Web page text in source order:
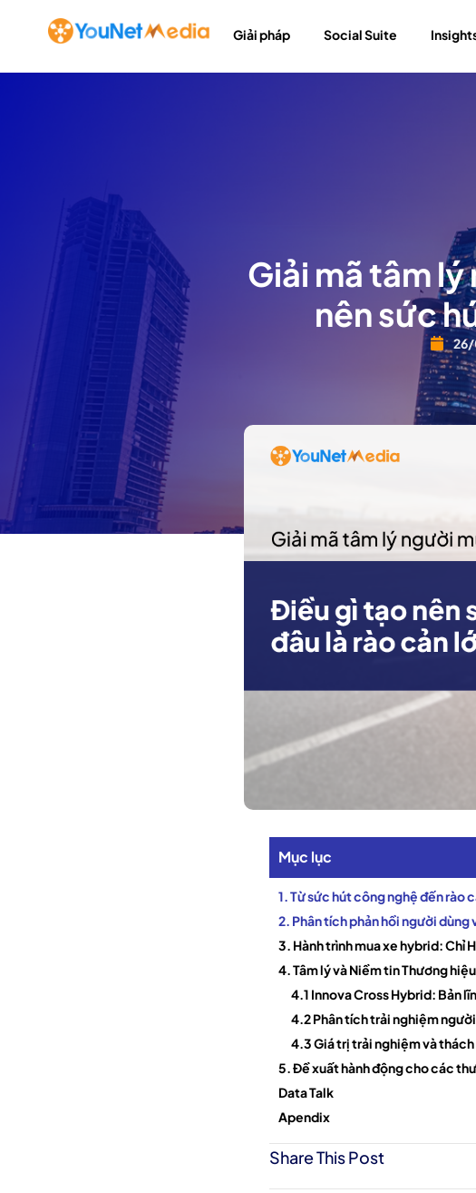
Giải pháp Social Suite
Giải mã tâm
nên sức
Mục lục
1. Từ sức hút công nghệ đến rào
2. Phân tích phản hồi người dùng
3. Hành trình mua xe hybrid: Chỉ
4. Tâm lý và Niềm tin Thương
4.1 Innova Cross Hybrid: Bản
4.2 Phân tích trải nghiệm
4.3 Giá trị trải nghiệm và
5. Đề xuất hành động cho các
Data Talk
Apendix
Share This Post